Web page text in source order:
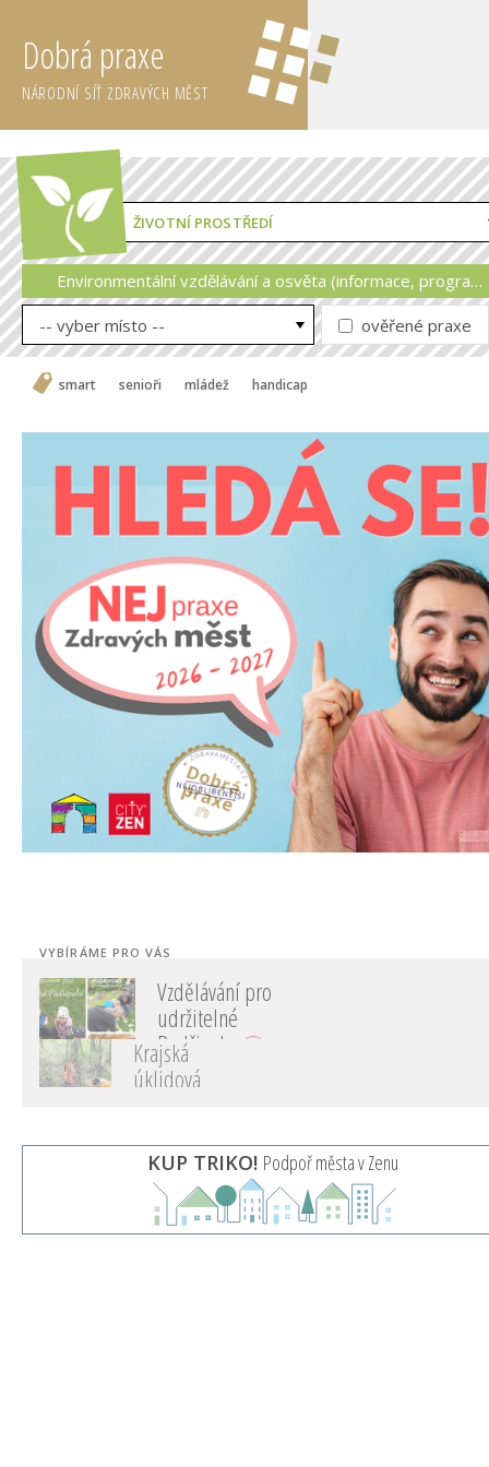
Dobrá praxe
NÁRODNÍ SÍŤ ZDRAVÝCH MĚST
ŽIVOTNÍ PROSTŘEDÍ
Environmentální vzdělávání a osvěta (informace, programy, akce a kampaně)
-- vyber místo -- ověřené praxe
smart senioři mládež handicap
VYBÍRÁME PRO VÁS
Krajská úklidová akce "Čistá
Vysočina"
KUP TRIKO! Podpoř města v Zenu